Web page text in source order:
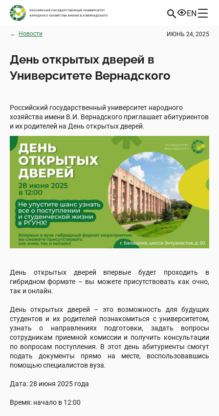
EN
← Новости ИЮНЬ 24, 2025
День открытых дверей в
Университете Вернадского
Российский государственный университет народного
хозяйства имени В.И. Вернадского приглашает абитуриентов
и их родителей на День открытых дверей.
День открытых дверей впервые будет проходить в
гибридном формате – вы можете присутствовать как очно,
так и онлайн.
День открытых дверей – это возможность для будущих
студентов и их родителей познакомиться с университетом,
узнать о направлениях подготовки, задать вопросы
сотрудникам приемной комиссии и получить консультации
по вопросам поступления. В этот день абитуриенты смогут
подать документы прямо на месте, воспользовавшись
помощью специалистов вуза.
Дата: 28 июня 2025 года
Время: начало в 12:00